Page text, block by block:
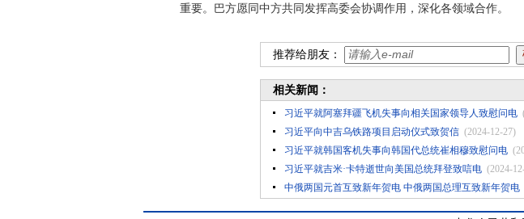
重要。巴方愿同中方共同发挥高委会协调作用，深化各领域合作。
推荐给朋友：
相关新闻：
习近平就阿塞拜疆飞机失事向相关国家领导人致慰问电
习近平向中吉乌铁路项目启动仪式致贺信 (2024-12-27)
习近平就韩国客机失事向韩国代总统崔相穆致慰问电
习近平就吉米·卡特逝世向美国总统拜登致唁电 (2024-
中俄两国元首互致新年贺电 中俄两国总理互致新年贺电